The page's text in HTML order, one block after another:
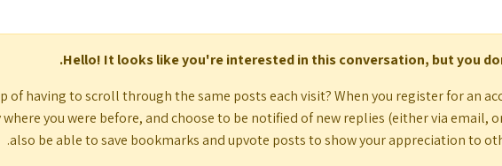
Hello! It looks like you're interested in this conversation, but you
of having to scroll through the same posts each visit? When you register for an
you were before, and choose to be notified of new replies (either via email,
also be able to save bookmarks and upvote posts to show your appreciation to